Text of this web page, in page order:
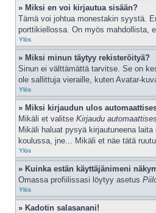
» Miksi en voi kirjautua sisään?
Tämä voi johtua monestakin syystä.
porttikiellossa. On myös mahdollista,
Ylös
» Miksi minun täytyy rekisteröityä?
Sinun ei välttämättä tarvitse. Se on
ole sallittuja vieraille, kuten Avatar-
Ylös
» Miksi kirjaudun ulos
Mikäli et valitse Kirjaudu
Mikäli haluat pysyä kirjautuneena
koulussa, jne... Mikäli et näe tätä
Ylös
» Kuinka estän käyttäjänimeni
Omassa profiilissasi löytyy asetus
Ylös
» Kadotin salasanani!